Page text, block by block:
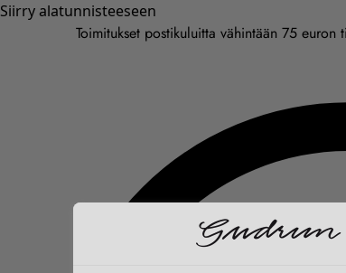
Siirry alatunnisteeseen
Toimitukset postikuluitta vähintään 75